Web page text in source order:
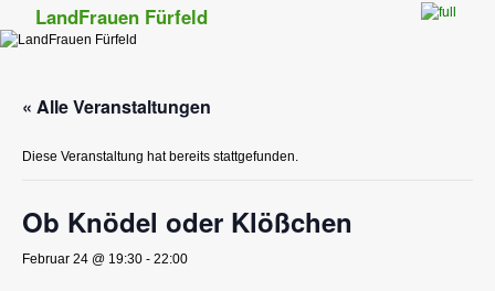
LandFrauen Fürfeld
« Alle Veranstaltungen
Diese Veranstaltung hat bereits stattgefunden.
Ob Knödel oder Klößchen
Februar 24 @ 19:30 - 22:00